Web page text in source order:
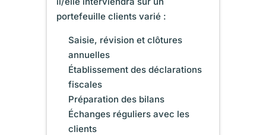
portefeuille clients varié :
Saisie, révision et clôtures
annuelles
Établissement des déclarations
fiscales
Préparation des bilans
Échanges réguliers avec les
clients